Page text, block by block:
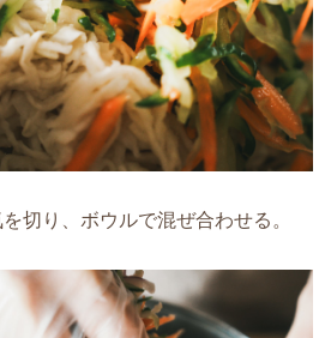
切り、ボウルで混ぜ合わせる。